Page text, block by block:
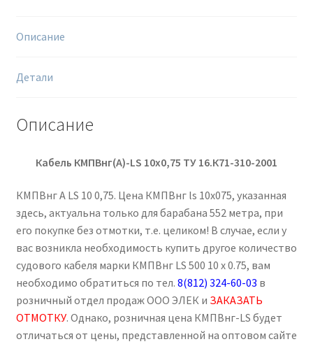
Описание
Детали
Описание
Кабель КМПВнг(А)-LS 10х0,75 ТУ 16.К71-310-2001
КМПВнг А LS 10 0,75. Цена КМПВнг ls 10х075, указанная
здесь, актуальна только для барабана 552 метра, при
его покупке без отмотки, т.е. целиком! В случае, если у
вас возникла необходимость купить другое количество
судового кабеля марки КМПВнг LS 500 10 х 0.75, вам
необходимо обратиться по тел. 8(812) 324-60-03 в
розничный отдел продаж ООО ЭЛЕК и ЗАКАЗАТЬ
ОТМОТКУ. Однако, розничная цена КМПВнг-LS будет
отличаться от цены, представленной на оптовом сайте